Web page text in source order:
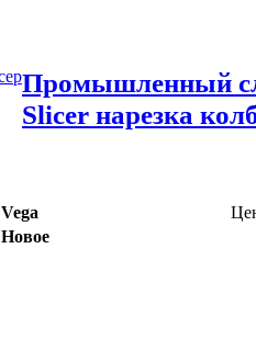
Промышленный
Slicer нарезка
Vega
Новое